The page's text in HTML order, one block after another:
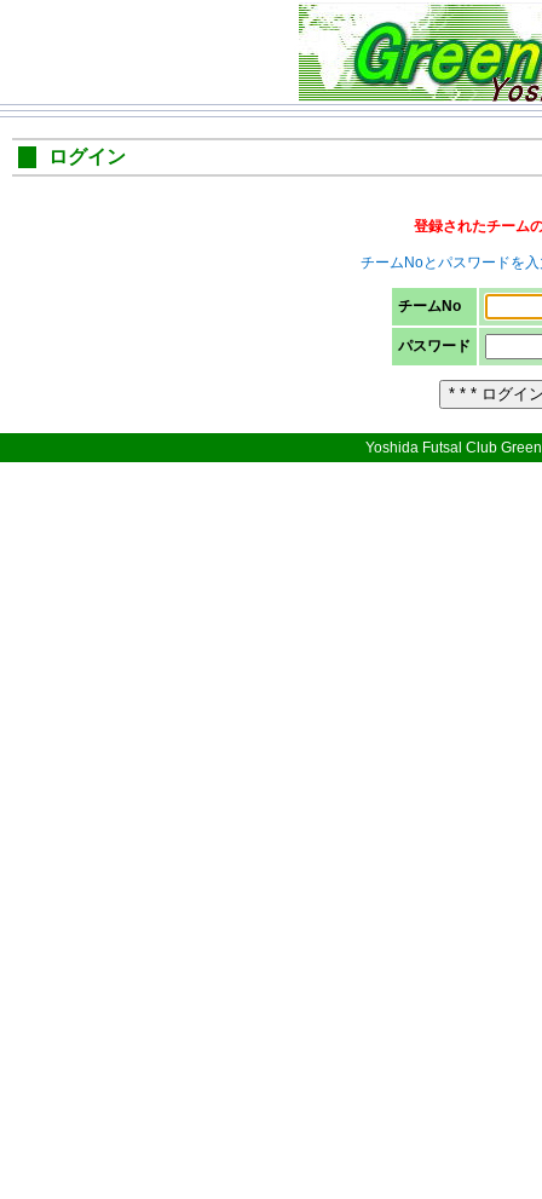
ログイン
登録されたチーム
チームNoとパスワードを
チームNo
パスワード
Yoshida Futsal Club